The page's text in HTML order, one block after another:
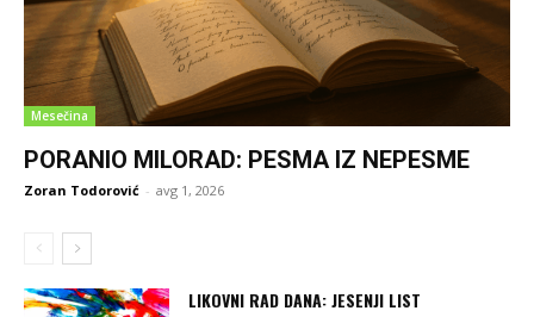
Mesečina
PORANIO MILORAD: PESMA IZ NEPESME
Zoran Todorović - avg 1, 2026
LIKOVNI RAD DANA: JESENJI LIST